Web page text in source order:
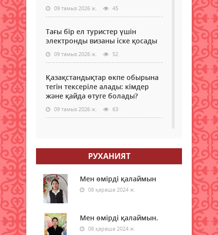
09 тамыз 2026 ж. 45
Тағы бір ел туристер үшін
электронды визаны іске қосады
09 тамыз 2026 ж. 52
Қазақстандықтар өкпе обырына
тегін тексеріле алады: кімдер
және қайда өтуге болады?
09 тамыз 2026 ж. 63
жариялады
09 тамыз 2026 ж. 64
"Қазақстан халқына" қоғамдық
қоры 350 білім беру грантын
бөлді
09 тамыз 2026 ж. 60
РУХАНИЯТ
Мен өмірді қалаймын
08 қараша 2024 ж.
Мен өмірді қалаймын.
08 қараша 2024 ж.